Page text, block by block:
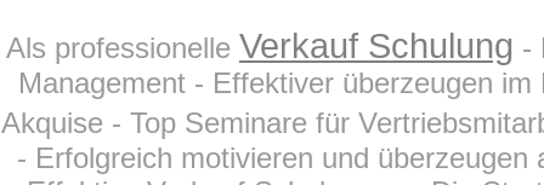
Als professionelle Verkauf Schulung -
Management - Effektiver überzeugen
Akquise - Top Seminare für
- Erfolgreich motivieren und